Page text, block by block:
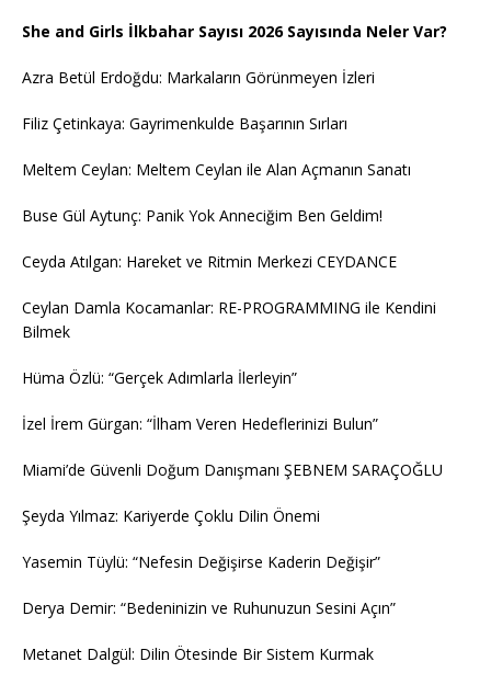
She and Girls İlkbahar Sayısı 2026 Sayısında Neler Var?
Azra Betül Erdoğdu: Markaların Görünmeyen İzleri
Filiz Çetinkaya: Gayrimenkulde Başarının Sırları
Meltem Ceylan: Meltem Ceylan ile Alan Açmanın Sanatı
Buse Gül Aytunç: Panik Yok Anneciğim Ben Geldim!
Ceyda Atılgan: Hareket ve Ritmin Merkezi CEYDANCE
Ceylan Damla Kocamanlar: RE-PROGRAMMING ile Kendini
Bilmek
Hüma Özlü: “Gerçek Adımlarla İlerleyin”
İzel İrem Gürgan: “İlham Veren Hedeflerinizi Bulun”
Miami’de Güvenli Doğum Danışmanı ŞEBNEM SARAÇOĞLU
Şeyda Yılmaz: Kariyerde Çoklu Dilin Önemi
Yasemin Tüylü: “Nefesin Değişirse Kaderin Değişir”
Derya Demir: “Bedeninizin ve Ruhunuzun Sesini Açın”
Metanet Dalgül: Dilin Ötesinde Bir Sistem Kurmak